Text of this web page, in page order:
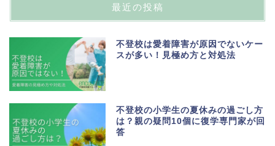
最近の投稿
不登校は愛着障害が原因でないケー
スが多い！見極め方と対処法
不登校の小学生の夏休みの過ごし方
は？親の疑問10個に復学専門家が回
答